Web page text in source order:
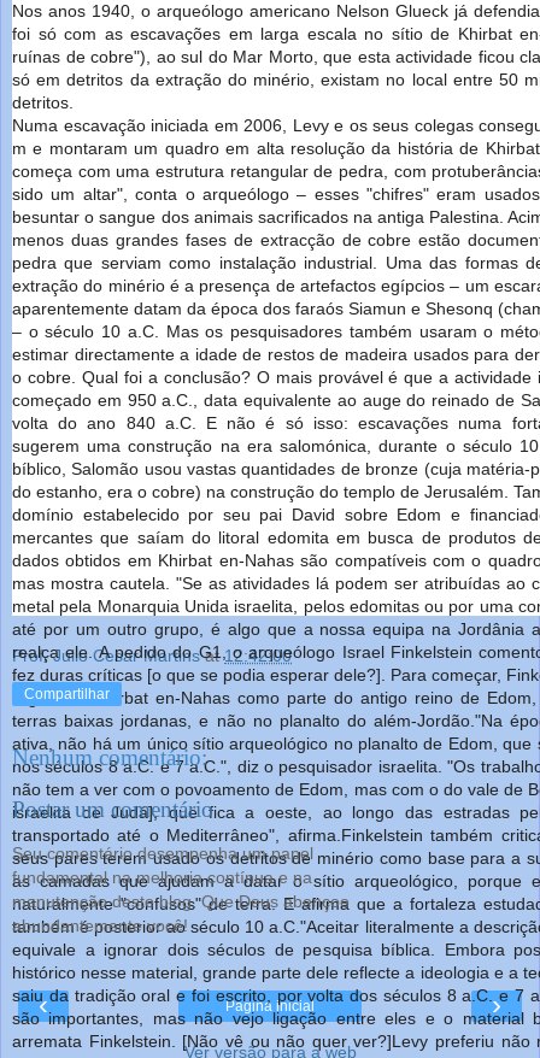
Nos anos 1940, o arqueólogo americano Nelson Glueck já
foi só com as escavações em larga escala no sítio de Khirbat
ruínas de cobre"), ao sul do Mar Morto, que esta actividade ficou
só em detritos da extração do minério, existam no local entre 50
detritos.
Numa escavação iniciada em 2006, Levy e os seus colegas
m e montaram um quadro em alta resolução da história de
começa com uma estrutura retangular de pedra, com
sido um altar", conta o arqueólogo – esses "chifres" eram
besuntar o sangue dos animais sacrificados na antiga Palestina.
menos duas grandes fases de extracção de cobre estão
pedra que serviam como instalação industrial. Uma das formas
extração do minério é a presença de artefactos egípcios – um
aparentemente datam da época dos faraós Siamun e Shesonq
– o século 10 a.C. Mas os pesquisadores também usaram o
estimar directamente a idade de restos de madeira usados para
o cobre. Qual foi a conclusão? O mais provável é que a actividade
começado em 950 a.C., data equivalente ao auge do reinado de
volta do ano 840 a.C. E não é só isso: escavações numa
sugerem uma construção na era salomónica, durante o século
bíblico, Salomão usou vastas quantidades de bronze (cuja matéria-
do estanho, era o cobre) na construção do templo de Jerusalém.
domínio estabelecido por seu pai David sobre Edom e
mercantes que saíam do litoral edomita em busca de produtos
dados obtidos em Khirbat en-Nahas são compatíveis com o
mas mostra cautela. "Se as atividades lá podem ser atribuídas ao
metal pela Monarquia Unida israelita, pelos edomitas ou por uma
até por um outro grupo, é algo que a nossa equipa na Jordânia
realça ele. A pedido do G1, o arqueólogo Israel Finkelstein
fez duras críticas [o que se podia esperar dele?]. Para começar,
região de Khirbat en-Nahas como parte do antigo reino de
terras baixas jordanas, e não no planalto do além-Jordão."Na
ativa, não há um único sítio arqueológico no planalto de Edom, que
nos séculos 8 a.C. e 7 a.C.", diz o pesquisador israelita. "Os
não tem a ver com o povoamento de Edom, mas com o do vale de
israelita de Judá], que fica a oeste, ao longo das estradas
transportado até o Mediterrâneo", afirma.Finkelstein também
seus pares terem usado os detritos de minério como base para a
as camadas que ajudam a datar o sítio arqueológico, porque
naturalmente "confusos" de terra. E afirma que a fortaleza
também é posterior ao século 10 a.C."Aceitar literalmente a
equivale a ignorar dois séculos de pesquisa bíblica. Embora
histórico nesse material, grande parte dele reflecte a ideologia e a
saiu da tradição oral e foi escrito, por volta dos séculos 8 a.C. e 7
são importantes, mas não vejo ligação entre eles e o material
arremata Finkelstein. [Não vê ou não quer ver?]Levy preferiu não
Prof. Julio Cesar Martins at12:42:00
Compartilhar
Nenhum comentário:
Postar um comentário
Seu comentário desempenha um papel
fundamental na melhoria contínua e na
manutenção deste blog. Que Deus abençoe
abundantemente você!
‹ ›
Página inicial
Ver versão para a web